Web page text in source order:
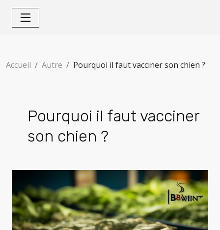
Accueil Autre Pourquoi il faut vacciner son chien ?
Pourquoi il faut vacciner
son chien ?